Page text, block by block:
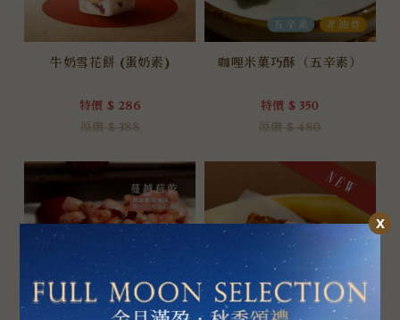
x
牛奶雪花餅 (蛋奶素)
原價 $ 388
特價 $ 286
咖哩米菓巧酥（五辛素）
原價 $ 480
特價 $ 350